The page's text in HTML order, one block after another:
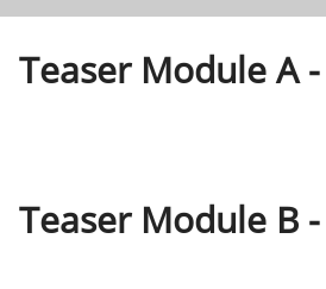
Teaser Module A
Teaser Module B